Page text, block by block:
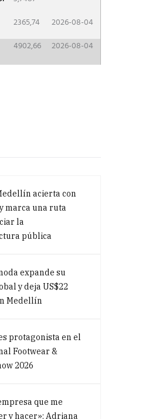
acierta con
marca una ruta
la
pública
expande su
y deja US$22
Medellín
protagonista en el
Footwear &
2026
que me
y hacer»: Adriana